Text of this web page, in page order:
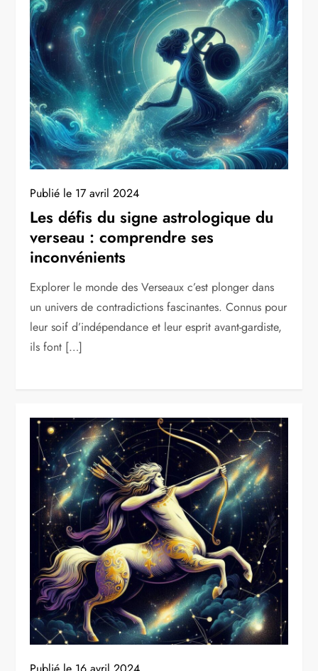
Publié le 17 avril 2024
Les défis du signe astrologique du
verseau : comprendre ses
inconvénients
Explorer le monde des Verseaux c’est plonger dans
un univers de contradictions fascinantes. Connus pour
leur soif d’indépendance et leur esprit avant-gardiste,
ils font […]